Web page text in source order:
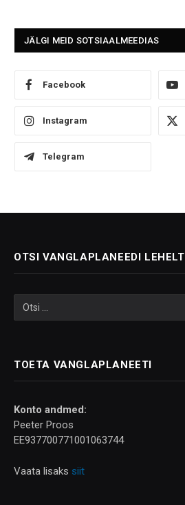
JÄLGI MEID SOTSIAALMEEDIAS
Facebook
Instagram
Telegram
OTSI VANGLAPLANEEDI LEHELT
TOETA VANGLAPLANEETI
Konto andmed:
Peeter Proos
EE937700771001063744
Vaata lisaks siit